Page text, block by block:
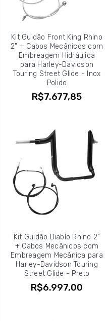
Kit Guidão Front King Rhino
2" + Cabos Mecânicos com
Embreagem Hidráulica
para Harley-Davidson
Touring Street Glide - Inox
Polido
R$7.677,85
Kit Guidão Diablo Rhino 2"
+ Cabos Mecânicos com
Embreagem Mecânica para
Harley-Davidson Touring
Street Glide - Preto
R$6.997,00